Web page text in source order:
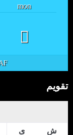
mon
تقویم
ش ی